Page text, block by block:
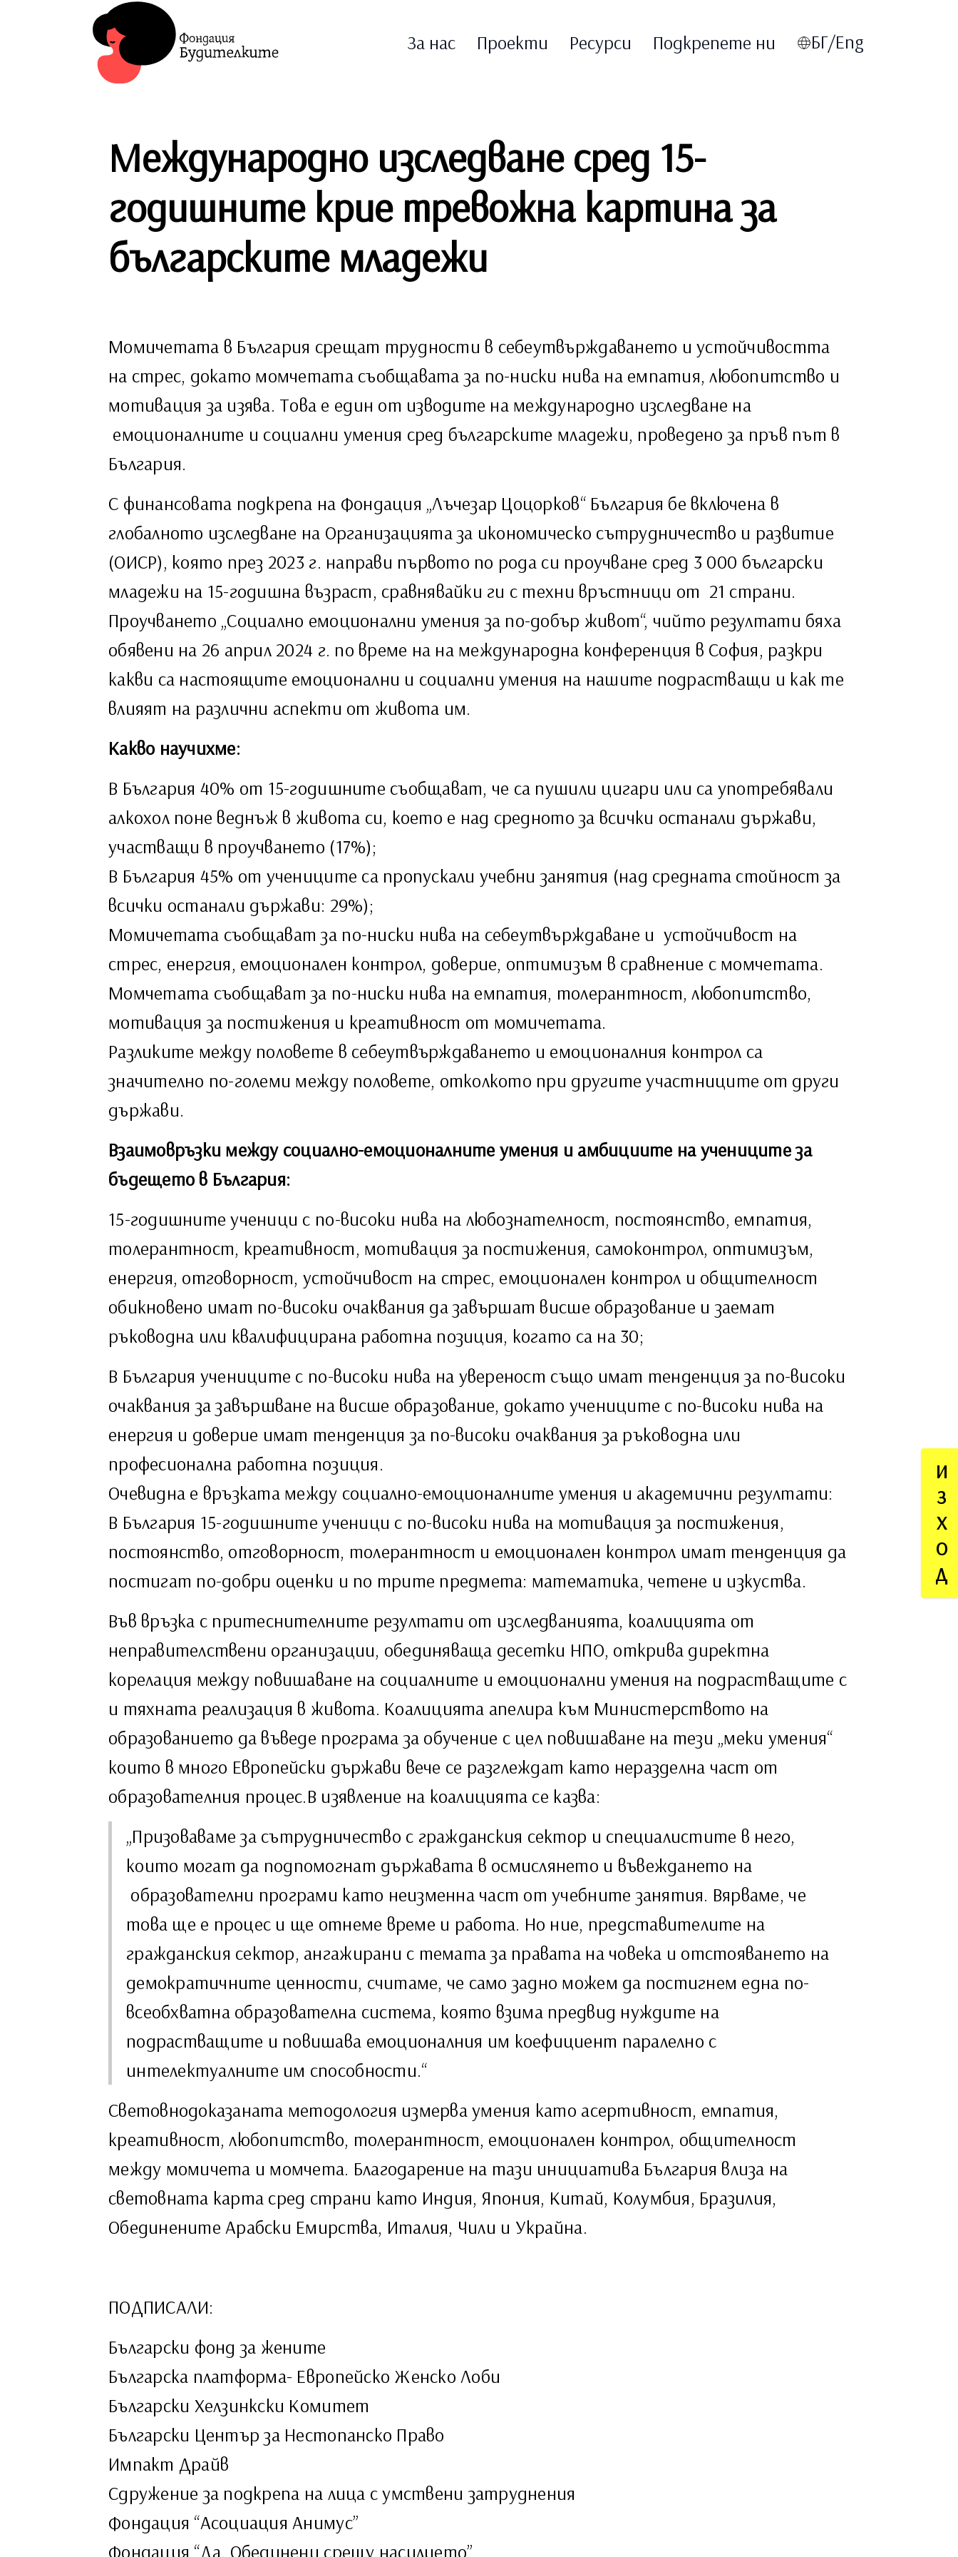
И
З
Х
О
Д
За нас Проекти Ресурси Подкрепете ни БГ/Eng
Международно изследване сред 15-
годишните крие тревожна картина за
българските младежи
Момичетата в България срещат трудности в себеутвърждаването и устойчивостта
на стрес, докато момчетата съобщавата за по-ниски нива на емпатия, любопитство и
мотивация за изява. Това е един от изводите на международно изследване на
емоционалните и социални умения сред българските младежи, проведено за пръв път в
България.
С финансовата подкрепа на Фондация „Лъчезар Цоцорков“ България бе включена в
глобалното изследване на Организацията за икономическо сътрудничество и развитие
(ОИСР), която през 2023 г. направи първото по рода си проучване сред 3 000 български
младежи на 15-годишна възраст, сравнявайки ги с техни връстници от 21 страни.
Проучването „Социално емоционални умения за по-добър живот“, чийто резултати бяха
обявени на 26 април 2024 г. по време на на международна конференция в София, разкри
какви са настоящите емоционални и социални умения на нашите подрастващи и как те
влияят на различни аспекти от живота им.
Какво научихме:
В България 40% от 15-годишните съобщават, че са пушили цигари или са употребявали
алкохол поне веднъж в живота си, което е над средното за всички останали държави,
участващи в проучването (17%);
В България 45% от учениците са пропускали учебни занятия (над средната стойност за
всички останали държави: 29%);
Момичетата съобщават за по-ниски нива на себеутвърждаване и устойчивост на
стрес, енергия, емоционален контрол, доверие, оптимизъм в сравнение с момчетата.
Момчетата съобщават за по-ниски нива на емпатия, толерантност, любопитство,
мотивация за постижения и креативност от момичетата.
Разликите между половете в себеутвърждаването и емоционалния контрол са
значително по-големи между половете, отколкото при другите участниците от други
държави.
Взаимовръзки между социално-емоционалните умения и амбициите на учениците за
бъдещето в България:
15-годишните ученици с по-високи нива на любознателност, постоянство, емпатия,
толерантност, креативност, мотивация за постижения, самоконтрол, оптимизъм,
енергия, отговорност, устойчивост на стрес, емоционален контрол и общителност
обикновено имат по-високи очаквания да завършат висше образование и заемат
ръководна или квалифицирана работна позиция, когато са на 30;
В България учениците с по-високи нива на увереност също имат тенденция за по-високи
очаквания за завършване на висше образование, докато учениците с по-високи нива на
енергия и доверие имат тенденция за по-високи очаквания за ръководна или
професионална работна позиция.
Очевидна е връзката между социално-емоционалните умения и академични резултати:
В България 15-годишните ученици с по-високи нива на мотивация за постижения,
постоянство, отговорност, толерантност и емоционален контрол имат тенденция да
постигат по-добри оценки и по трите предмета: математика, четене и изкуства.
Във връзка с притеснителните резултати от изследванията, коалицията от
неправителствени организации, обединяваща десетки НПО, открива директна
корелация между повишаване на социалните и емоционални умения на подрастващите с
и тяхната реализация в живота. Коалицията апелира към Министерството на
образованието да въведе програма за обучение с цел повишаване на тези „меки умения“
които в много Европейски държави вече се разглеждат като неразделна част от
образователния процес.В изявление на коалицията се казва:
„Призоваваме за сътрудничество с гражданския сектор и специалистите в него,
които могат да подпомогнат държавата в осмислянето и въвеждането на
образователни програми като неизменна част от учебните занятия. Вярваме, че
това ще е процес и ще отнеме време и работа. Но ние, представителите на
гражданския сектор, ангажирани с темата за правата на човека и отстояването на
демократичните ценности, считаме, че само задно можем да постигнем една по-
всеобхватна образователна система, която взима предвид нуждите на
подрастващите и повишава емоционалния им коефициент паралелно с
интелектуалните им способности.“
Световнодоказаната методология измерва умения като асертивност, емпатия,
креативност, любопитство, толерантност, емоционален контрол, общителност
между момичета и момчета. Благодарение на тази инициатива България влиза на
световната карта сред страни като Индия, Япония, Китай, Колумбия, Бразилия,
Обединените Арабски Емирства, Италия, Чили и Украйна.
ПОДПИСАЛИ:
Български фонд за жените
Българска платформа- Европейско Женско Лоби
Български Хелзинкски Комитет
Български Център за Нестопанско Право
Импакт Драйв
Сдружение за подкрепа на лица с умствени затруднения
Фондация “Асоциация Анимус”
Фондация “Да. Обединени срещу насилието”